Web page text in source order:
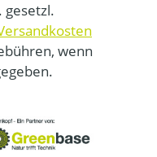
gesetzl.
wenn